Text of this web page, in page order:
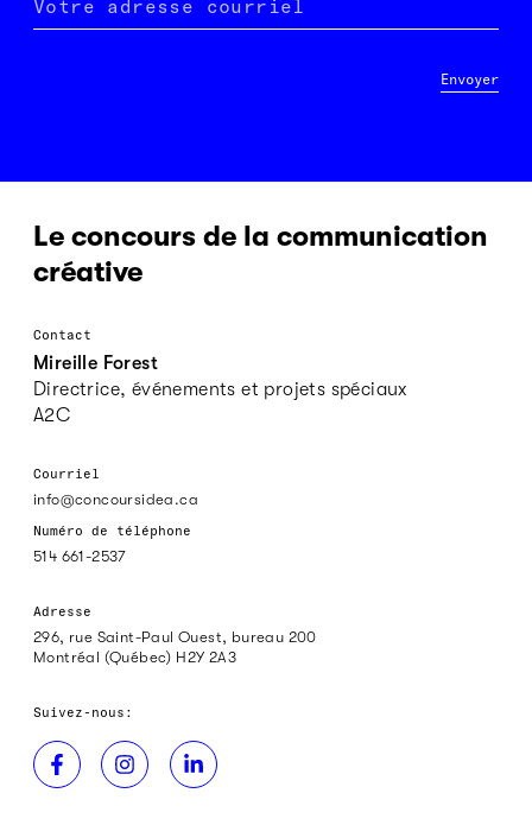
Votre adresse courriel
Envoyer
Le concours de la communication
créative
Contact
Mireille Forest
Directrice, événements et projets spéciaux
A2C
Courriel
info@concoursidea.ca
Numéro de téléphone
514 661-2537
Adresse
296, rue Saint-Paul Ouest, bureau 200
Montréal (Québec) H2Y 2A3
Suivez-nous: